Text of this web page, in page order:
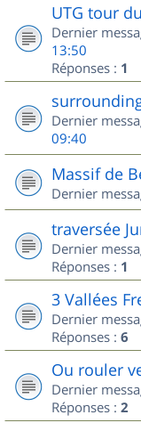
UTG tour
Dernier
13:50
Réponses : 1
Dernier
09:40
Massif de
Dernier
traversée
Dernier
Réponses : 1
3 Vallées
Dernier
Réponses : 6
Ou rouler
Dernier
Réponses : 2